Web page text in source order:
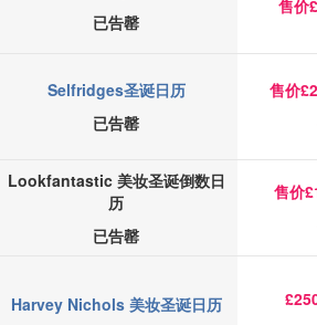
已告罄
售价
Selfridges圣诞日历
已告罄
售价
Lookfantastic 美妆圣诞倒数日
历
已告罄
售价
Harvey Nichols 美妆圣诞日历